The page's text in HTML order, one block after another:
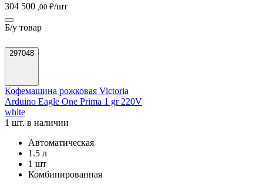
304 500 ,00 ₽/шт
Б/у товар
297048
Кофемашина рожковая Victoria
Arduino Eagle One Prima 1 gr 220V
white
1 шт. в наличии
Автоматическая
1.5 л
1 шт
Комбинированная